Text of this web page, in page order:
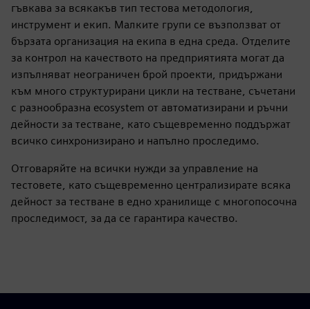
гъвкава за всякакъв тип тестова методология,
инструмент и екип. Малките групи се възползват от
бързата организация на екипа в една среда. Отделите
за контрол на качеството на предприятията могат да
изпълняват неограничен брой проекти, придържани
към много структурирани цикли на тестване, съчетани
с разнообразна ecosystem от автоматизирани и ръчни
дейности за тестване, като същевременно поддържат
всичко синхронизирано и напълно проследимо.
Отговаряйте на всички нужди за управление на
тестовете, като същевременно централизирате всяка
дейност за тестване в едно хранилище с многопосочна
проследимост, за да се гарантира качество.